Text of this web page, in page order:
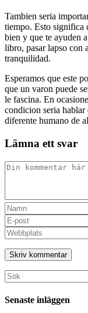
Tambien seri­a
tiempo. Esto significa
bien y que te ayuden
libro, pasar lapso con
tranquilidad.
Esperamos que este
que un varon puede
le fascina. En
condicion seri­a hablar
diferente humano de
Lämna ett svar
Kommentar
Ange
ditt
namn
eller
användarnamn
för
att
kommentera
Ange
din
e-
postadress
för
att
kommentera
Ange
URL
till
din
webbplats
(valfritt)
Sök
efter:
Senaste inläggen